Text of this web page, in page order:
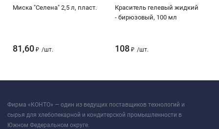
Миска "Селена" 2,5 л, пласт.
81,60 ₽ /шт.
Краситель гелевый жидкий
- бирюзовый, 100 мл
108 ₽ /шт.
Фирма «КОНТО» — один из ведущих поставщиков технологий и
сырья для хлебопекарной и кондитерской промышленности в
Южном Федеральном округе.